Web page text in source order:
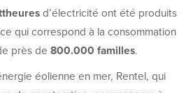
d’électricité ont été produits
qui correspond à la consommation
près de 800.000 familles.
éolienne en mer, Rentel, qui